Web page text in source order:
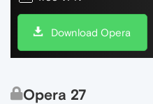
Download Opera
Opera 27